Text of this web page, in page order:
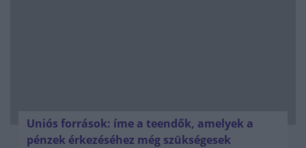
Uniós források: íme a teendők, amelyek a
pénzek érkezéséhez még szükségesek